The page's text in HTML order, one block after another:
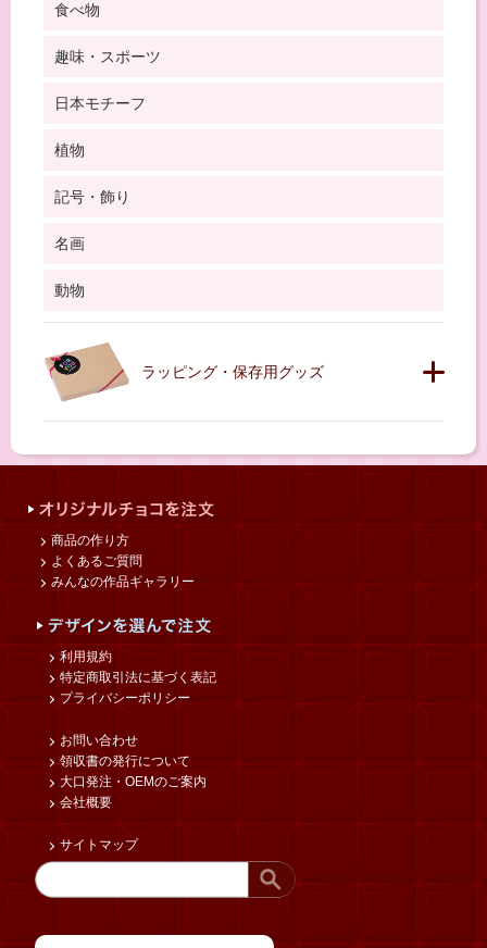
食べ物
趣味・スポーツ
日本モチーフ
植物
記号・飾り
名画
動物
ラッピング・保存用グッズ
商品の作り方
よくあるご質問
みんなの作品ギャラリー
利用規約
特定商取引法に基づく表記
プライバシーポリシー
お問い合わせ
領収書の発行について
大口発注・OEMのご案内
会社概要
サイトマップ